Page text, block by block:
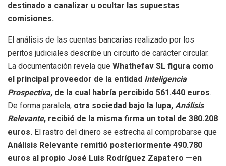
destinado a canalizar u ocultar las supuestas
comisiones.
El análisis de las cuentas bancarias realizado por los
peritos judiciales describe un circuito de carácter circular.
La documentación revela que Whathefav SL figura como
el principal proveedor de la entidad Inteligencia
Prospectiva, de la cual habría percibido 561.440 euros.
De forma paralela, otra sociedad bajo la lupa, Análisis
Relevante, recibió de la misma firma un total de 380.208
euros. El rastro del dinero se estrecha al comprobarse que
Análisis Relevante remitió posteriormente 490.780
euros al propio José Luis Rodríguez Zapatero —en